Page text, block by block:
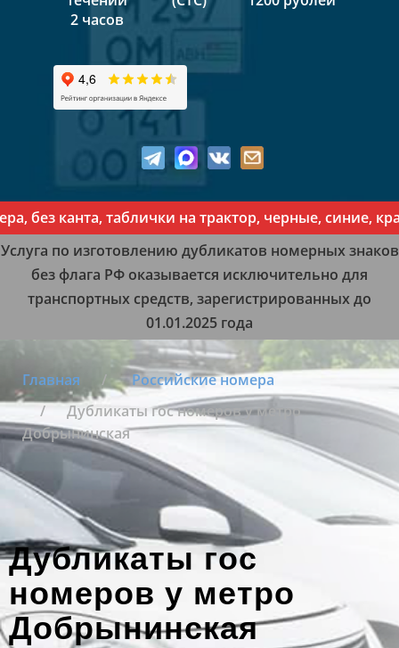
2 часов
канта, таблички на трактор, черные, синие,
Услуга по изготовлению дубликатов номерных знаков
без флага РФ оказывается исключительно для
транспортных средств, зарегистрированных до
01.01.2025 года
Главная
Российские номера
Дубликаты гос номеров у метро
Добрынинская
Дубликаты гос
номеров у метро
Добрынинская